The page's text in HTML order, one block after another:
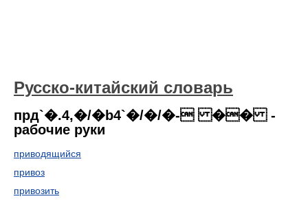
Русско-китайский словарь
прд`�.4,�/�b4`�/�/�- �� -
рабочие руки
приводящийся
привоз
привозить